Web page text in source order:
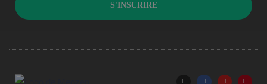
S'INSCRIRE